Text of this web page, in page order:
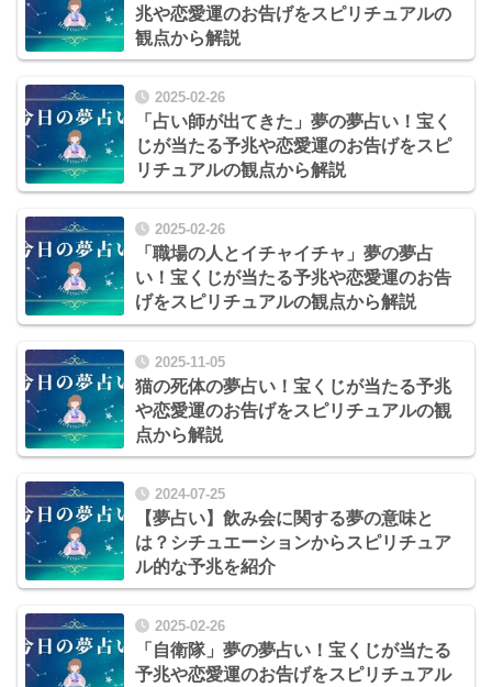
兆や恋愛運のお告げをスピリチュアルの
観点から解説
2025-02-26
「占い師が出てきた」夢の夢占い！宝く
じが当たる予兆や恋愛運のお告げをスピ
リチュアルの観点から解説
2025-02-26
「職場の人とイチャイチャ」夢の夢占
い！宝くじが当たる予兆や恋愛運のお告
げをスピリチュアルの観点から解説
2025-11-05
猫の死体の夢占い！宝くじが当たる予兆
や恋愛運のお告げをスピリチュアルの観
点から解説
2024-07-25
【夢占い】飲み会に関する夢の意味と
は？シチュエーションからスピリチュア
ル的な予兆を紹介
2025-02-26
「自衛隊」夢の夢占い！宝くじが当たる
予兆や恋愛運のお告げをスピリチュアル